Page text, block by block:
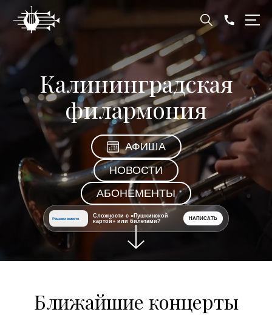
Калининградская
филармония
АФИША
НОВОСТИ
АБОНЕМЕНТЫ
Решаем вместе
Сложности с «Пушкинской
картой» или билетами?
НАПИСАТЬ
Ближайшие концерты